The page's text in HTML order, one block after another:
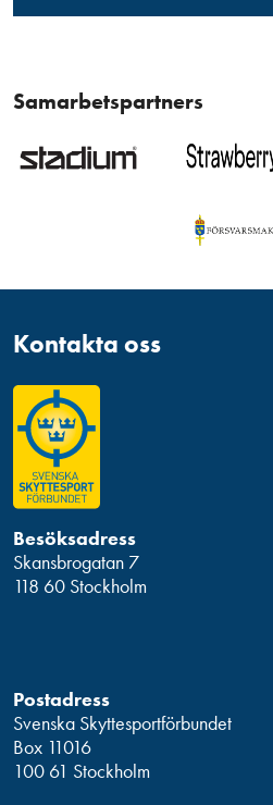
Samarbetspartners
Kontakta oss
Besöksadress
Skansbrogatan 7
118 60 Stockholm
Postadress
Svenska Skyttesportförbundet
Box 11016
100 61 Stockholm